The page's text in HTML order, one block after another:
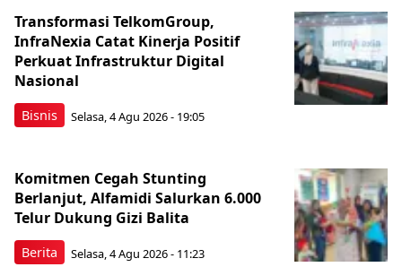
Bisnis
Transformasi TelkomGroup,
InfraNexia Catat Kinerja Positif
Perkuat Infrastruktur Digital
Nasional
Selasa, 4 Agu 2026 - 19:05
Berita
Komitmen Cegah Stunting
Berlanjut, Alfamidi Salurkan 6.000
Telur Dukung Gizi Balita
Selasa, 4 Agu 2026 - 11:23